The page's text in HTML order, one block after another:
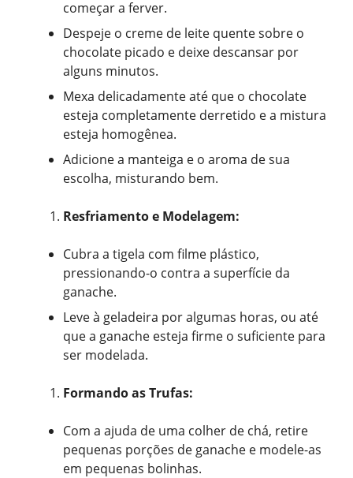
começar a ferver.
Despeje o creme de leite quente sobre o
chocolate picado e deixe descansar por
alguns minutos.
Mexa delicadamente até que o chocolate
esteja completamente derretido e a mistura
esteja homogênea.
Adicione a manteiga e o aroma de sua
escolha, misturando bem.
Resfriamento e Modelagem:
Cubra a tigela com filme plástico,
pressionando-o contra a superfície da
ganache.
Leve à geladeira por algumas horas, ou até
que a ganache esteja firme o suficiente para
ser modelada.
Formando as Trufas:
Com a ajuda de uma colher de chá, retire
pequenas porções de ganache e modele-as
em pequenas bolinhas.